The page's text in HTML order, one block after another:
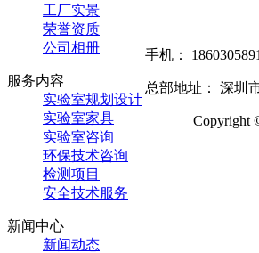
工厂实景
荣誉资质
公司相册
服务内容
实验室规划设计
实验室家具
实验室咨询
环保技术咨询
检测项目
安全技术服务
新闻中心
新闻动态
手机：
总部地址： 深圳
Copyright